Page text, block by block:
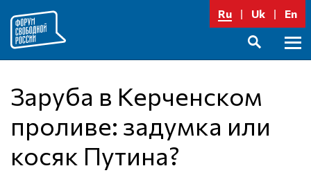
содержимому
Ru Uk En
Заруба в Керченском
проливе: задумка или
косяк Путина?